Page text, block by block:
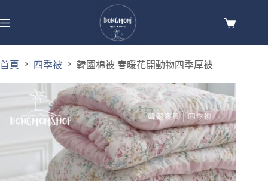
首頁 四季被 韓國棉被 春暖花開動物四季厚被